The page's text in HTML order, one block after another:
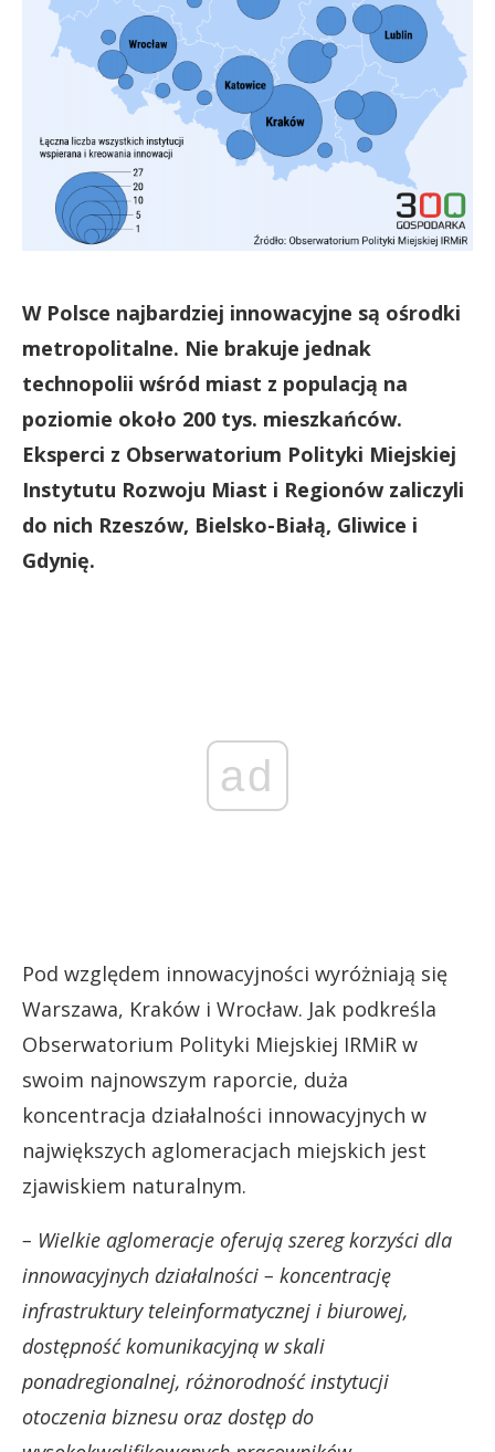
W Polsce najbardziej innowacyjne są ośrodki
metropolitalne. Nie brakuje jednak
technopolii wśród miast z populacją na
poziomie około 200 tys. mieszkańców.
Eksperci z Obserwatorium Polityki Miejskiej
Instytutu Rozwoju Miast i Regionów zaliczyli
do nich Rzeszów, Bielsko-Białą, Gliwice i
Gdynię.
ad
Pod względem innowacyjności wyróżniają się
Warszawa, Kraków i Wrocław. Jak podkreśla
Obserwatorium Polityki Miejskiej IRMiR w
swoim najnowszym raporcie, duża
koncentracja działalności innowacyjnych w
największych aglomeracjach miejskich jest
zjawiskiem naturalnym.
– Wielkie aglomeracje oferują szereg korzyści dla
innowacyjnych działalności – koncentrację
infrastruktury teleinformatycznej i biurowej,
dostępność komunikacyjną w skali
ponadregionalnej, różnorodność instytucji
otoczenia biznesu oraz dostęp do